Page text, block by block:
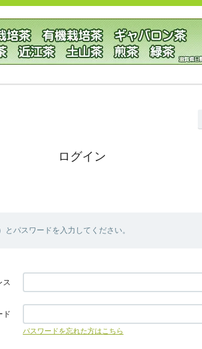
ログイン
とパスワードを入力してください。
ス
ド
パスワードを忘れた方はこちら